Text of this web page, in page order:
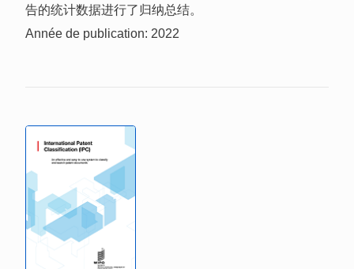
告的统计数据进行了归纳总结。
Année de publication: 2022